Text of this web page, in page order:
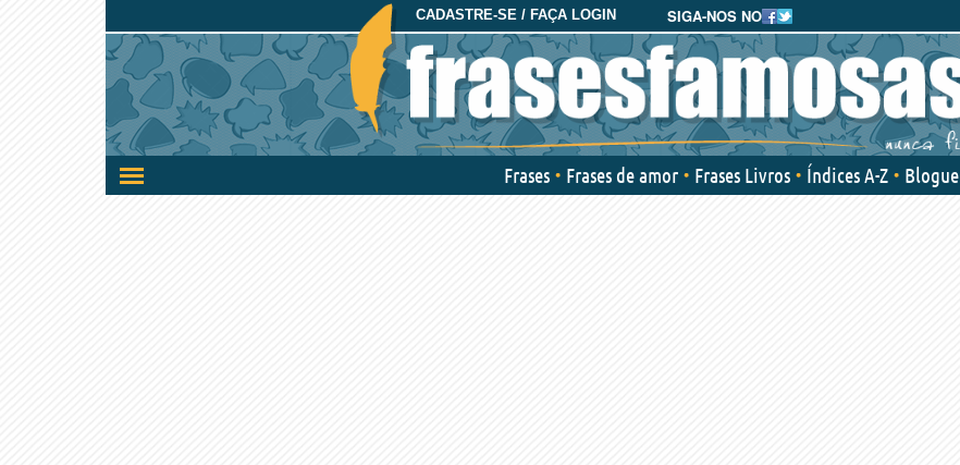
SIGA-NOS NO
CADASTRE-SE / FAÇA LOGIN
Ativar/desativar
a
Frases Frases de amor Frases Livros Índices A-Z Blogue